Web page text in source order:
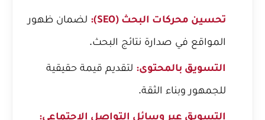
تحسين محركات البحث (SEO):
لضمان ظهور
المواقع في صدارة نتائج البحث.
التسويق بالمحتوى: لتقديم قيمة حقيقية
للجمهور وبناء الثقة.